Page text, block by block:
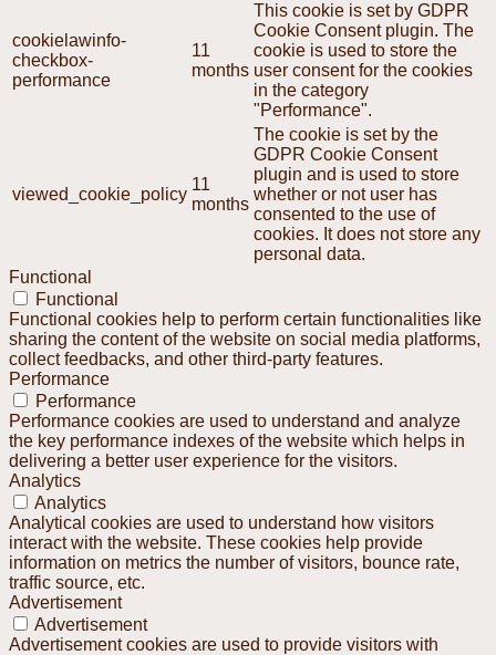
cookielawinfo-
checkbox-
performance
11
months
This cookie is set by GDPR
Cookie Consent plugin. The
cookie is used to store the
user consent for the cookies
in the category
"Performance".
viewed_cookie_policy
11
months
The cookie is set by the
GDPR Cookie Consent
plugin and is used to store
whether or not user has
consented to the use of
cookies. It does not store any
personal data.
Functional
Functional
Functional cookies help to perform certain functionalities like
sharing the content of the website on social media platforms,
collect feedbacks, and other third-party features.
Performance
Performance
Performance cookies are used to understand and analyze
the key performance indexes of the website which helps in
delivering a better user experience for the visitors.
Analytics
Analytics
Analytical cookies are used to understand how visitors
interact with the website. These cookies help provide
information on metrics the number of visitors, bounce rate,
traffic source, etc.
Advertisement
Advertisement
Advertisement cookies are used to provide visitors with